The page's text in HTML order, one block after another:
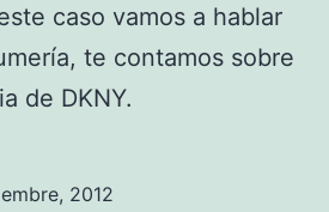
caso vamos a hablar
te contamos sobre
de DKNY.
2012